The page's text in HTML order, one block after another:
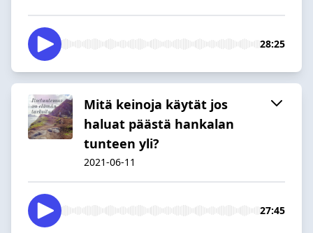
28:25
Mitä keinoja käytät jos
haluat päästä hankalan
tunteen yli?
2021-06-11
27:45